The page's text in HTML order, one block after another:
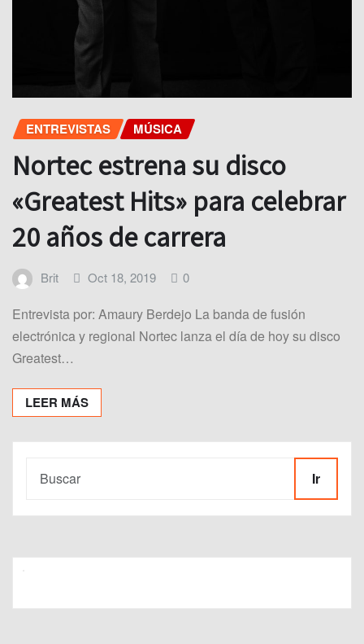
ENTREVISTAS MÚSICA
Nortec estrena su disco
«Greatest Hits» para celebrar
20 años de carrera
Brit Oct 18, 2019 0
Entrevista por: Amaury Berdejo La banda de fusión
electrónica y regional Nortec lanza el día de hoy su disco
Greatest…
LEER MÁS
Ir